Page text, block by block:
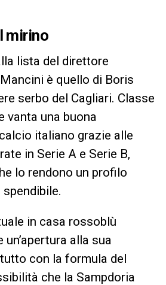
mirino
lista del direttore
è quello di Boris
serbo del Cagliari. Classe
vanta una buona
italiano grazie alle
in Serie A e Serie B,
lo rendono un profilo
in casa rossoblù
alla sua
con la formula del
che la Sampdoria